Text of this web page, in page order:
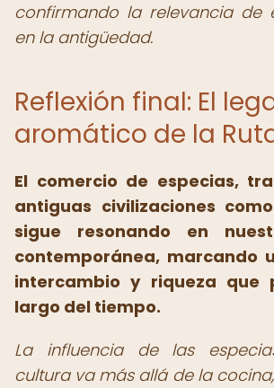
confirmando la relevancia de
en la antigüedad.
Reflexión final: El
aromático de la
El comercio de especias,
antiguas civilizaciones
sigue resonando en
contemporánea, marcando
intercambio y riqueza que
largo del tiempo.
La influencia de las
cultura va más allá de la